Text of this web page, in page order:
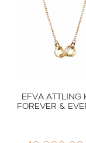
EFVA ATTLING
FOREVER &